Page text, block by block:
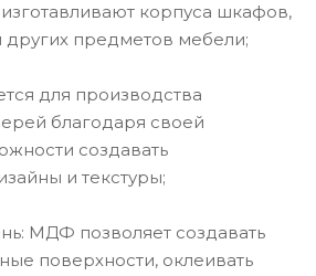
корпуса шкафов,
других предметов мебели;
для производства
благодаря своей
создавать
и текстуры;
МДФ позволяет создавать
поверхности, оклеивать